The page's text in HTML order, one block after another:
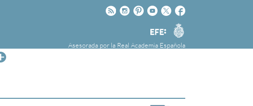
Facebook
Twitter
Youtube
Pinteres
Instagram
Rss
Agencia
EFE
Asesorada por la Real Academia Española
la Agencia Efe y la Real Academia Española,